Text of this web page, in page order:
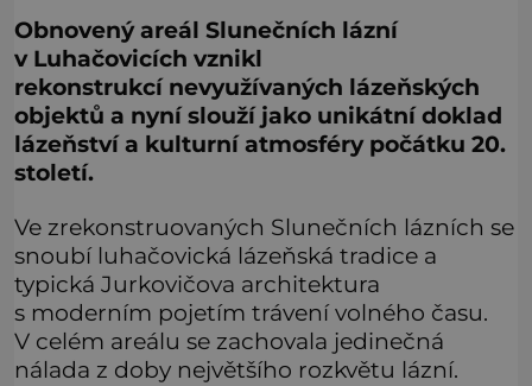
Obnovený areál Slunečních lázní
v Luhačovicích vznikl
rekonstrukcí nevyužívaných lázeňských
objektů a nyní slouží jako unikátní doklad
lázeňství a kulturní atmosféry počátku 20.
století.
Ve zrekonstruovaných Slunečních lázních se
snoubí luhačovická lázeňská tradice a
typická Jurkovičova architektura
s moderním pojetím trávení volného času.
V celém areálu se zachovala jedinečná
nálada z doby největšího rozkvětu lázní.